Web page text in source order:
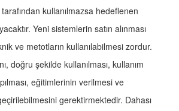
kullanılmazsa hedeflenen
Yeni sistemlerin satın alınması
ve metotların kullanılabilmesi zordur.
doğru şekilde kullanılması, kullanım
eğitimlerinin verilmesi ve
gerektirmektedir. Dahası